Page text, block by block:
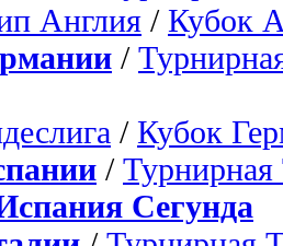
Англия / Кубок
/
/ Кубок
/ Турнирная
Сегунда